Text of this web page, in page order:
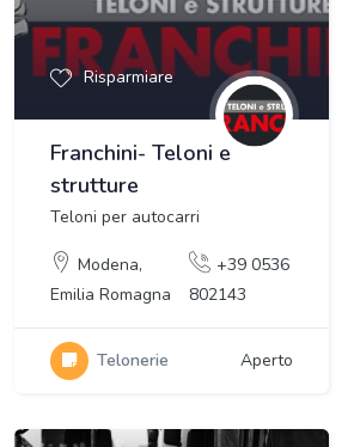
Risparmiare
Franchini- Teloni e
strutture
Teloni per autocarri
Modena,
Emilia Romagna
+39 0536
802143
Telonerie Aperto